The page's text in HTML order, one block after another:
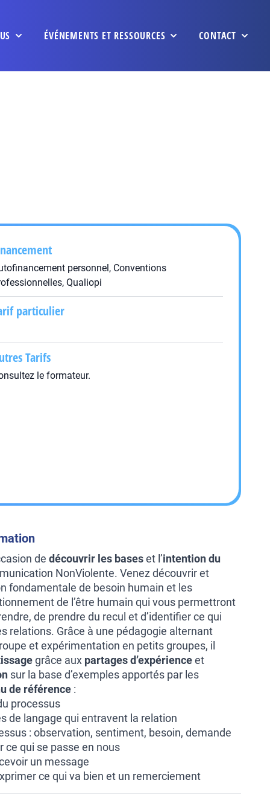
ÉVÉNEMENTS ET RESSOURCES CONTACT
personnel, Conventions
Qualiopi
particulier
Tarifs
le formateur.
de découvrir les baseset l’intention du
NonViolente. Venez découvrir et
fondamentale de besoin humain et les
de l’être humain qui vous permettront
de prendre du recul et d’identifier ce qui
relations. Grâce à une pédagogie alternant
et expérimentation en petits groupes, il
grâce aux partages d’expérienceet
sur la base d’exemples apportés par les
de référence :
processus
de langage qui entravent la relation
: observation, sentiment, besoin, demande
ce qui se passe en nous
un message
ce qui va bien et un remerciement